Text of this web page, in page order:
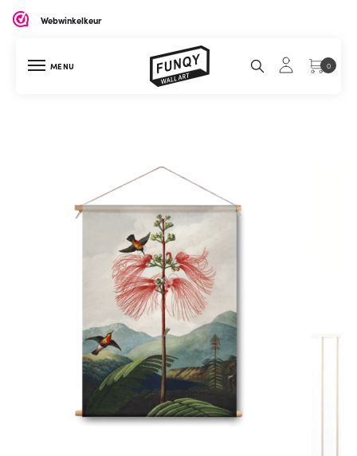
Webwinkelkeur
MENU 0